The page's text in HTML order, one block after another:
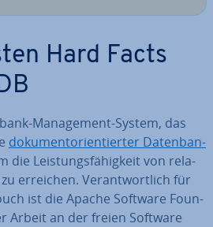
Hard Facts
Ma­nage­ment-System, das
do­ku­ment­ori­en­tier­ter Da­ten­ban­
die Leis­tungs­fä­hig­keit von re­la­
erreichen. Ver­ant­wort­lich für
ist die Apache Software Foun­
Arbeit an der freien Software